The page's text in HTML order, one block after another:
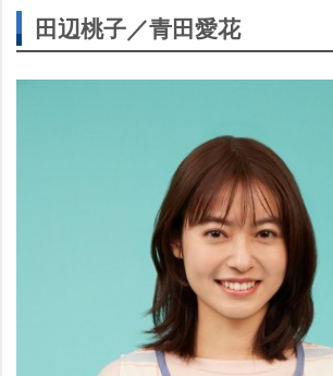
田辺桃子／青田愛花